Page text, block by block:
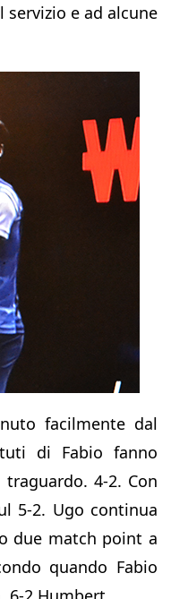
servizio e ad alcune
facilmente dal
di Fabio fanno
traguardo. 4-2. Con
5-2. Ugo continua
due match point a
quando Fabio